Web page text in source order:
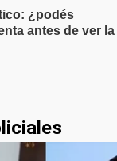
¿podés
antes de ver la